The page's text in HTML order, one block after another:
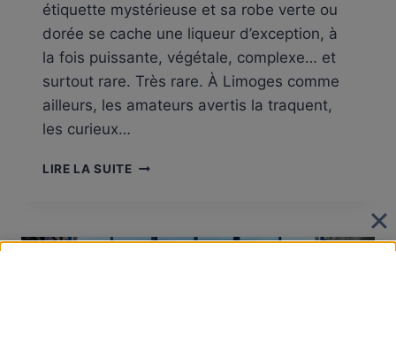
étiquette mystérieuse et sa robe verte ou
dorée se cache une liqueur d’exception, à
la fois puissante, végétale, complexe… et
surtout rare. Très rare. À Limoges comme
ailleurs, les amateurs avertis la traquent,
les curieux…
LIRE LA SUITECHARTREUSE,
AU